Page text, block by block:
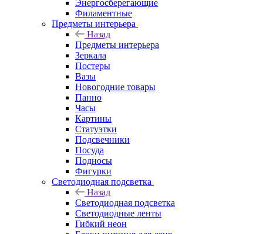
Энергосберегающие
Филаментные
Предметы интерьера
Назад
Предметы интерьера
Зеркала
Постеры
Вазы
Новогодние товары
Панно
Часы
Картины
Статуэтки
Подсвечники
Посуда
Подносы
Фигурки
Светодиодная подсветка
Назад
Светодиодная подсветка
Светодиодные ленты
Гибкий неон